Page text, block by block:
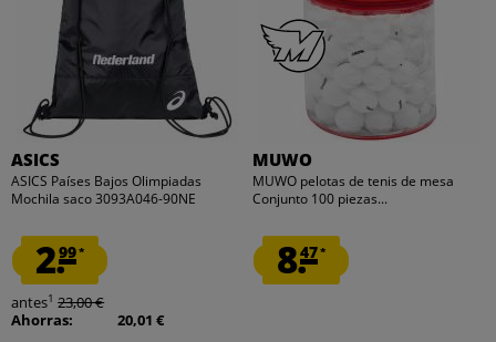
ASICS
ASICS Países Bajos Olimpiadas
Mochila saco 3093A046-90NE
2.99*
antes1 23,00 €
Ahorras:
20,01 €
MUWO
MUWO pelotas de tenis de mesa
Conjunto 100 piezas...
8.47*